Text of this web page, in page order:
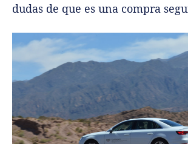
dudas de que es una compra